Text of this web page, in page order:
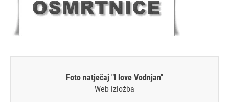
Foto natječaj "I love Vodnjan"
Web izložba